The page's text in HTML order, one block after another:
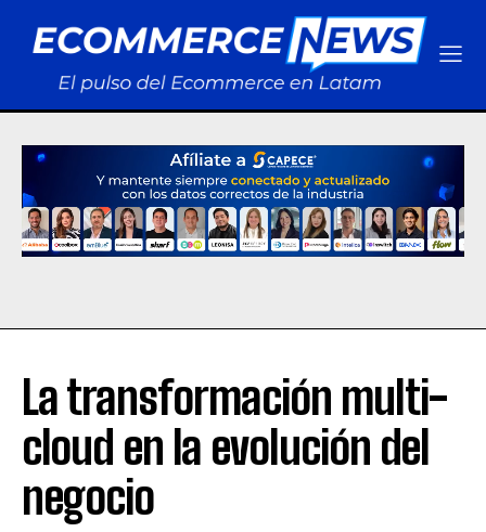
La transformación multi-
cloud en la evolución del
negocio